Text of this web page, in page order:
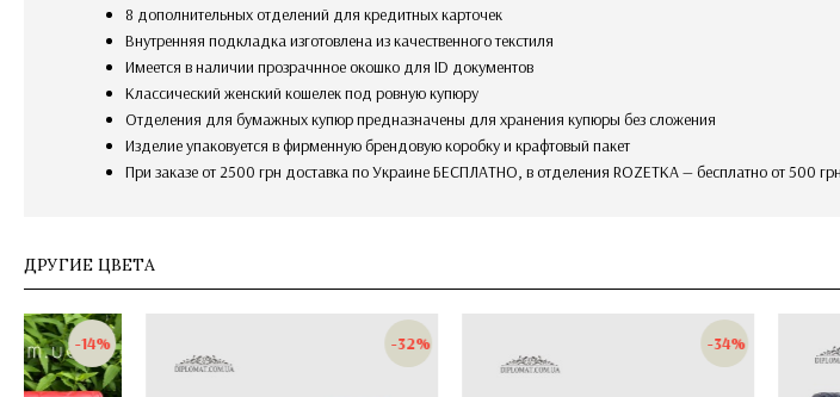
8 дополнительных отделений для кредитных карточек
внутренняя подкладка изготовлена из качественного текстиля
имеется в наличии прозрачнное окошко для ID документов
классический женский кошелек под ровную купюру
отделения для бумажных купюр предназначены для хранения купюры без сложения
изделие упаковуется в фирменную брендовую коробку и крафтовый пакет
При заказе от 2500 грн доставка по Украине БЕСПЛАТНО, в отделения ROZETKA — бесплатно от 500
ДРУГИЕ ЦВЕТА